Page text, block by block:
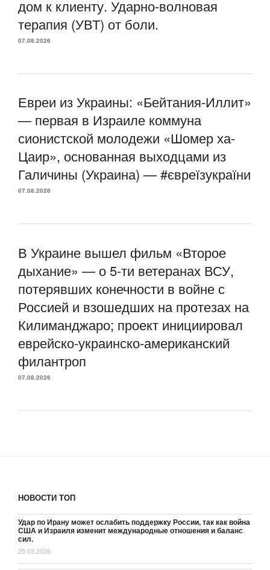
дом к клиенту. Ударно-волновая
терапия (УВТ) от боли.
07.08.2026
Евреи из Украины: «Бейтания-Иллит»
— первая в Израиле коммуна
сионистской молодежи «Шомер ха-
Цаир», основанная выходцами из
Галичины (Украина) — #євреїзукраїни
07.08.2026
В Украине вышел фильм «Второе
дыхание» — о 5-ти ветеранах ВСУ,
потерявших конечности в войне с
Россией и взошедших на протезах на
Килиманджаро; проект инициировал
еврейско-украинско-американский
филантроп
07.08.2026
НОВОСТИ ТОП
Удар по Ирану может ослабить поддержку России, так как война
США и Израиля изменит международные отношения и баланс
сил.
25.03.2026